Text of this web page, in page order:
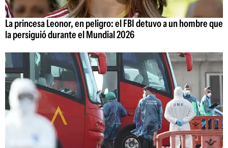
La princesa Leonor, en peligro: el FBI detuvo a un hombre que
la persiguió durante el Mundial 2026